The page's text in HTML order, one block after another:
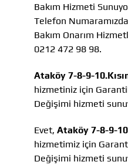
Bakım Hizmeti
Telefon
Bakım Onarım
0212 472 98 98.
Ataköy 7-8-9-
hizmetiniz için
Değişimi hizmeti
Evet, Ataköy 7-8-9-
hizmetimiz için
Değişimi hizmeti